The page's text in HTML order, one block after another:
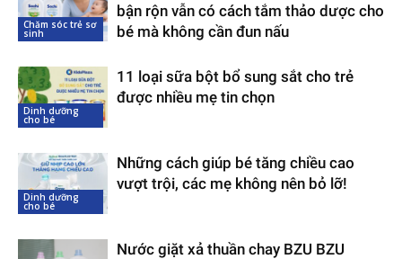
Chăm sóc trẻ sơ
sinh
bận rộn vẫn có cách tắm thảo dược cho
bé mà không cần đun nấu
Dinh dưỡng
cho bé
11 loại sữa bột bổ sung sắt cho trẻ
được nhiều mẹ tin chọn
Dinh dưỡng
cho bé
Những cách giúp bé tăng chiều cao
vượt trội, các mẹ không nên bỏ lỡ!
Nước giặt xả thuần chay BZU BZU